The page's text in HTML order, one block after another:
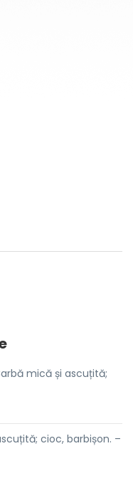
mică și ascuțită;
cioc, barbișon. –